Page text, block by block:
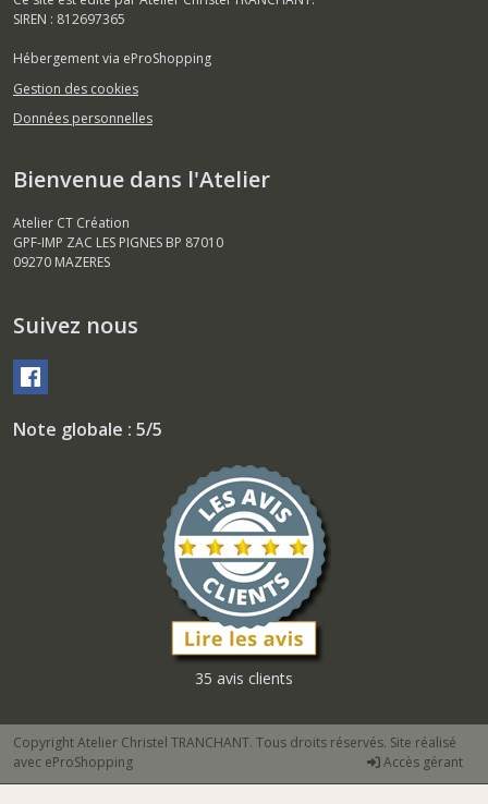
SIREN : 812697365
Hébergement via eProShopping
Gestion des cookies
Données personnelles
Bienvenue dans l'Atelier
Atelier CT Création
GPF-IMP ZAC LES PIGNES BP 87010
09270 MAZERES
Suivez nous
Note globale : 5/5
35 avis clients
Copyright Atelier Christel TRANCHANT. Tous droits réservés. Site réalisé
avec eProShopping Accès gérant